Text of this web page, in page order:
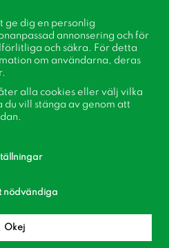
ge dig en personlig
annonsering och för
och säkra. För detta
om användarna, deras
alla cookies eller välj vilka
du vill stänga av genom att
nödvändiga
Okej